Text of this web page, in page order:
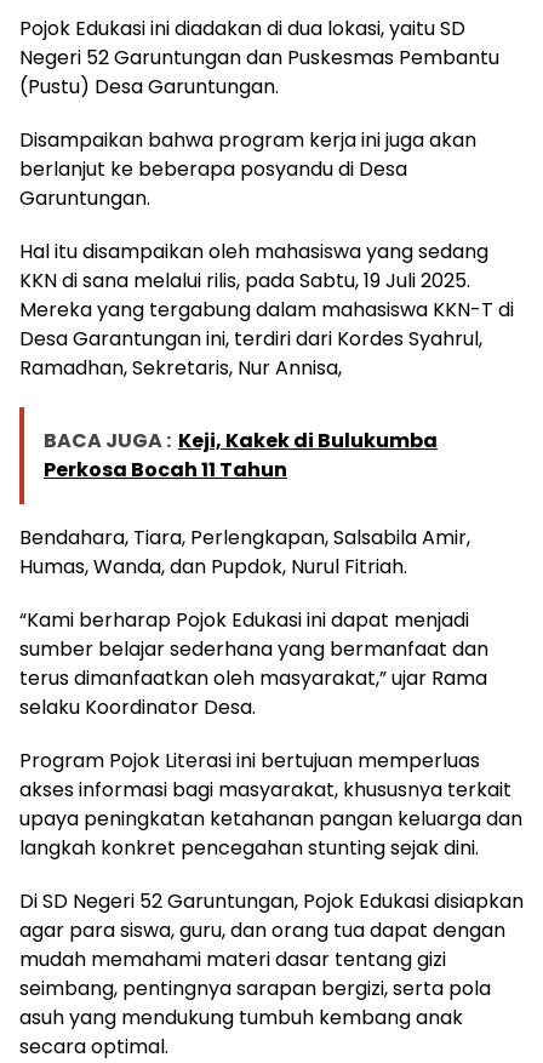
Pojok Edukasi ini diadakan di dua lokasi, yaitu SD
Negeri 52 Garuntungan dan Puskesmas Pembantu
(Pustu) Desa Garuntungan.
Disampaikan bahwa program kerja ini juga akan
berlanjut ke beberapa posyandu di Desa
Garuntungan.
Hal itu disampaikan oleh mahasiswa yang sedang
KKN di sana melalui rilis, pada Sabtu, 19 Juli 2025.
Mereka yang tergabung dalam mahasiswa KKN-T di
Desa Garantungan ini, terdiri dari Kordes Syahrul,
Ramadhan, Sekretaris, Nur Annisa,
BACA JUGA : Keji, Kakek di Bulukumba
Perkosa Bocah 11 Tahun
Bendahara, Tiara, Perlengkapan, Salsabila Amir,
Humas, Wanda, dan Pupdok, Nurul Fitriah.
“Kami berharap Pojok Edukasi ini dapat menjadi
sumber belajar sederhana yang bermanfaat dan
terus dimanfaatkan oleh masyarakat,” ujar Rama
selaku Koordinator Desa.
Program Pojok Literasi ini bertujuan memperluas
akses informasi bagi masyarakat, khususnya terkait
upaya peningkatan ketahanan pangan keluarga dan
langkah konkret pencegahan stunting sejak dini.
Di SD Negeri 52 Garuntungan, Pojok Edukasi disiapkan
agar para siswa, guru, dan orang tua dapat dengan
mudah memahami materi dasar tentang gizi
seimbang, pentingnya sarapan bergizi, serta pola
asuh yang mendukung tumbuh kembang anak
secara optimal.